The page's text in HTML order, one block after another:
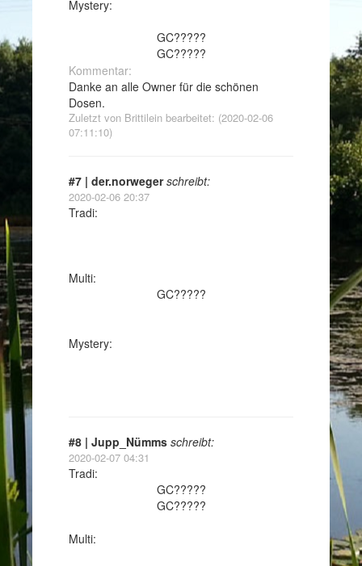
Mystery:
GC?????
GC?????
Kommentar:
Danke an alle Owner für die schönen
Dosen.
Zuletzt von Brittilein bearbeitet: (2020-02-06
07:11:10)
#7 | der.norwegerschreibt:
2020-02-06 20:37
Tradi:
Multi:
GC?????
Mystery:
#8 | Jupp_Nümms schreibt:
2020-02-07 04:31
Tradi:
GC?????
GC?????
Multi: